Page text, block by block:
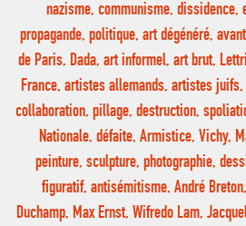
nazisme, communisme, dissidence,
propagande, politique, art dégénéré,
de Paris, Dada, art informel, art brut,
France, artistes allemands, artistes juifs,
collaboration, pillage, destruction,
Nationale, défaite, Armistice, Vichy,
peinture, sculpture, photographie,
figuratif, antisémitisme, André
Duchamp, Max Ernst, Wifredo Lam,